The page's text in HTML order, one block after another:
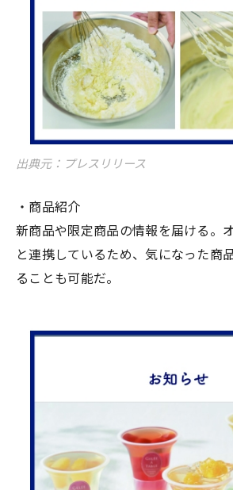
出典元：プレスリリース
・商品紹介
新商品や限定商品の情報を届ける。
と連携しているため、気になった商
ることも可能だ。